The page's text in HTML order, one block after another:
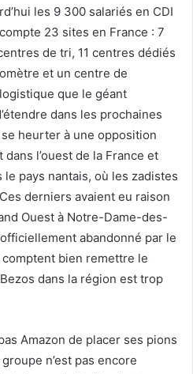
les 9 300 salariés en CDI
23 sites en France : 7
de tri, 11 centres dédiés
et un centre de
que le géant
dans les prochaines
heurter à une opposition
l’ouest de la France et
pays nantais, où les zadistes
derniers avaient eu raison
Ouest à Notre-Dame-des-
abandonné par le
bien remettre le
dans la région est trop
Amazon de placer ses pions
n’est pas encore